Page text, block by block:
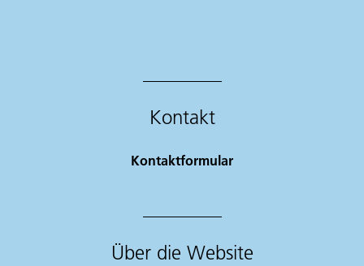
Kontakt
Kontaktformular
Über die Website